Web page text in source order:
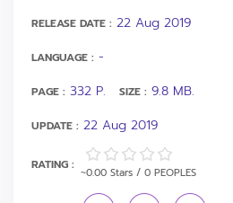
RELEASE DATE : 22 Aug 2019
LANGUAGE : -
PAGE : 332 P. SIZE : 9.8 MB.
UPDATE : 22 Aug 2019
RATING :
~0.00 Stars / 0 PEOPLES